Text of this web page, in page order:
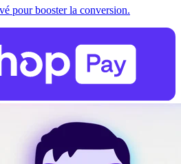
pour booster la conversion.